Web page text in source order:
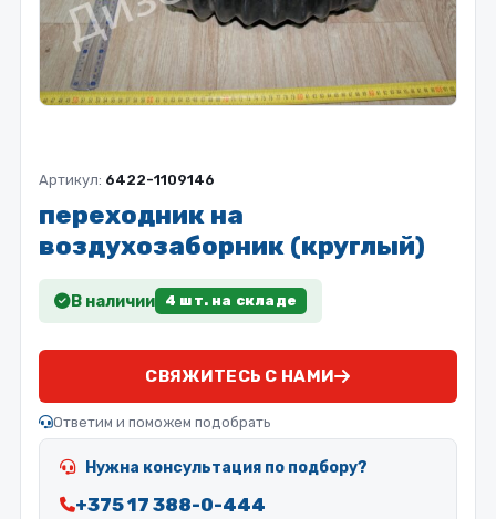
Артикул: 6422-1109146
переходник на
воздухозаборник (круглый)
В наличии 4 шт. на складе
СВЯЖИТЕСЬ С НАМИ
Ответим и поможем подобрать
Нужна консультация по подбору?
+375 17 388-0-444